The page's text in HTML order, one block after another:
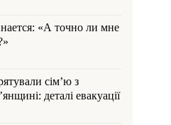
«А точно ли мне
сім’ю з
деталі евакуації